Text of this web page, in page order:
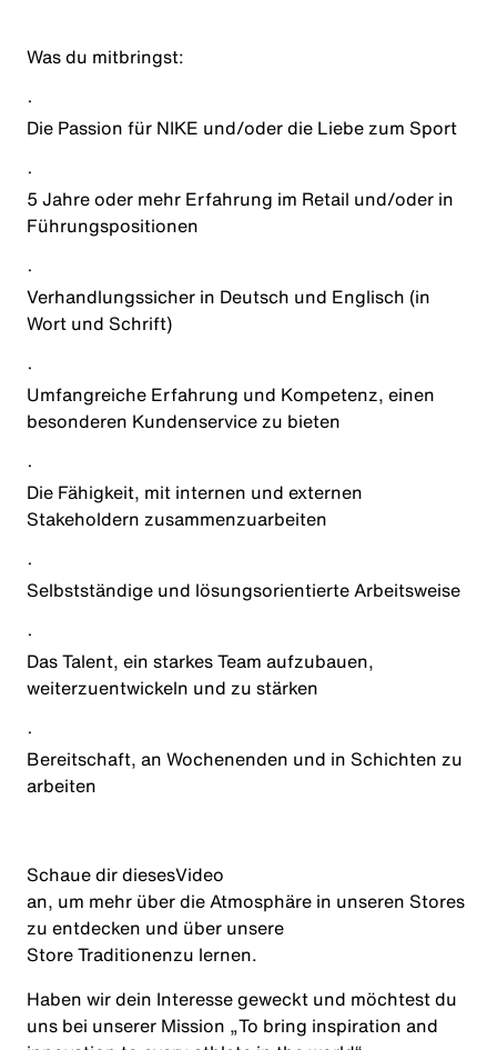
Was du mitbringst:
·
Die Passion für NIKE und/oder die Liebe zum Sport
·
5 Jahre oder mehr Erfahrung im Retail und/oder in
Führungspositionen
·
Verhandlungssicher in Deutsch und Englisch (in
Wort und Schrift)
·
Umfangreiche Erfahrung und Kompetenz, einen
besonderen Kundenservice zu bieten
·
Die Fähigkeit, mit internen und externen
Stakeholdern zusammenzuarbeiten
·
Selbstständige und lösungsorientierte Arbeitsweise
·
Das Talent, ein starkes Team aufzubauen,
weiterzuentwickeln und zu stärken
·
Bereitschaft, an Wochenenden und in Schichten zu
arbeiten
Schaue dir diesesVideo
an, um mehr über die Atmosphäre in unseren Stores
zu entdecken und über unsere
Store Traditionenzu lernen.
Haben wir dein Interesse geweckt und möchtest du
uns bei unserer Mission „To bring inspiration and